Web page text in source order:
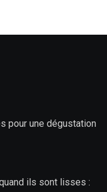
pour une dégustation
ils sont lisses :